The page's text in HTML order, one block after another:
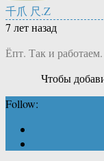
千爪 尺.Z
7 лет назад
Ёпт. Так и
Чтобы
Follow: